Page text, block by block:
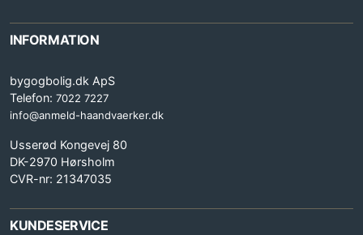
INFORMATION
bygogbolig.dk ApS
Telefon: 7022 7227
info@anmeld-haandvaerker.dk
Usserød Kongevej 80
DK-2970 Hørsholm
CVR-nr: 21347035
KUNDESERVICE